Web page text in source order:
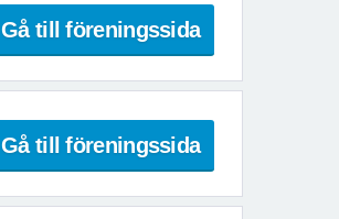
Gå till föreningssida
Gå till föreningssida